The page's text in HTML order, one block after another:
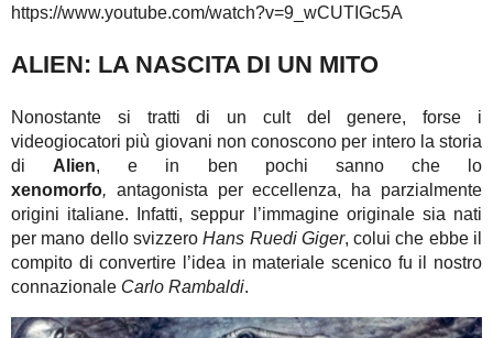
https://www.youtube.com/watch?v=9_wCUTIGc5A
ALIEN: LA NASCITA DI UN MITO
Nonostante si tratti di un cult del genere, forse i
videogiocatori più giovani non conoscono per intero la storia
di Alien, e in ben pochi sanno che lo
xenomorfo, antagonista per eccellenza, ha parzialmente
origini italiane. Infatti, seppur l’immagine originale sia nati
per mano dello svizzeroHans Ruedi Giger, colui che ebbe il
compito di convertire l’idea in materiale scenico fu il nostro
connazionale Carlo Rambaldi.